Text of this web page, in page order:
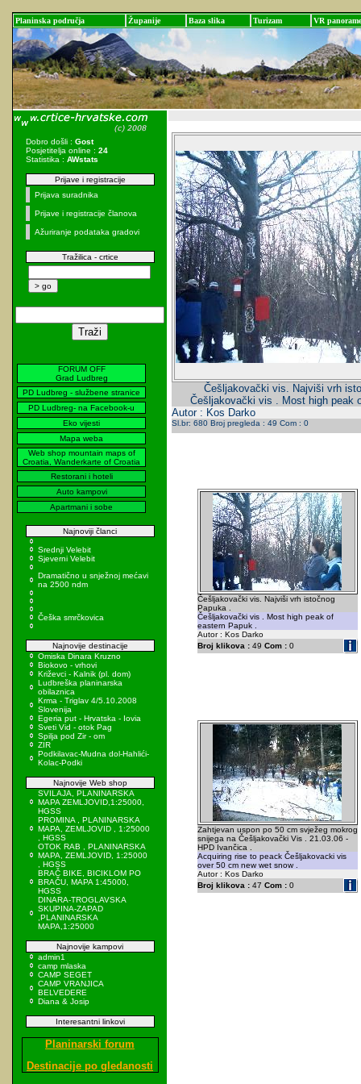
Planinska područja Županije Baza slika Turizam VR panorame
Dobro došli : Gost
Posjetitelja online : 24
Statistika : AWstats
Prijave i registracije
Prijava suradnika
Prijave i registracije članova
Ažuriranje podataka gradovi
Tražilica - crtice
FORUM OFF
Grad Ludbreg
PD Ludbreg - službene stranice
PD Ludbreg- na Facebook-u
Eko vijesti
Mapa weba
Web shop mountain maps of
Croatia, Wanderkarte of Croatia
Restorani i hoteli
Auto kampovi
Apartmani i sobe
Najnoviji članci
Srednji Velebit
Sjeverni Velebit
Dramatično u snježnoj mećavi
na 2500 ndm
Češka smrčkovica
Najnovije destinacije
Omiska Dinara Kruzno
Biokovo - vrhovi
Križevci - Kalnik (pl. dom)
Ludbreška planinarska
obilaznica
Krma - Triglav 4/5.10.2008
Slovenija
Egeria put - Hrvatska - Iovia
Sveti Vid - otok Pag
Spilja pod Zir - om
ZIR
Podkilavac-Mudna dol-Hahlići-
Kolac-Podki
Najnovije Web shop
SVILAJA, PLANINARSKA
MAPA ZEMLJOVID,1:25000,
HGSS
PROMINA , PLANINARSKA
MAPA, ZEMLJOVID , 1:25000
, HGSS
OTOK RAB , PLANINARSKA
MAPA, ZEMLJOVID, 1:25000
, HGSS
BRAČ BIKE, BICIKLOM PO
BRAČU, MAPA 1:45000,
HGSS
DINARA-TROGLAVSKA
SKUPINA-ZAPAD
,PLANINARSKA
MAPA,1:25000
Najnovije kampovi
admin1
camp mlaska
CAMP SEGET
CAMP VRANJICA
BELVEDERE
Diana & Josip
Interesantni linkovi
Planinarski forum
Destinacije po gledanosti
Češljakovački vis. Najviši vrh
Češljakovački vis . Most high peak
Autor : Kos Darko
Sl.br: 680 Broj pregleda : 49 Com : 0
Češljakovački vis. Najviši vrh istočnog
Papuka .
Češljakovački vis . Most high peak of
eastern Papuk .
Autor : Kos Darko
Broj klikova :49 Com :0
Zahtjevan uspon po 50 cm svježeg mokrog
snijega na Češljakovački Vis . 21.03.06 -
HPD Ivančica .
Acquiring rise to peack Češljakovacki vis
over 50 cm new wet snow .
Autor : Kos Darko
Broj klikova :47 Com :0